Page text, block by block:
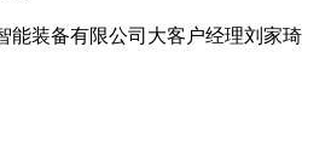
能装备有限公司大客户经理刘家琦